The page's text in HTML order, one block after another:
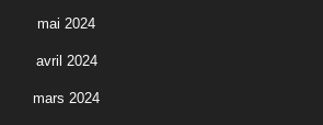
mai 2024
avril 2024
mars 2024